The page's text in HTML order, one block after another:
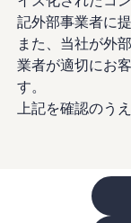
記外部事業者に
また、当社が外
業者が適切にお
す。
上記を確認のう
ID.4
Polo
Polo GTI
Golf
T-Roc R
フォルクスワ
ブラン
購入検討中の
オファ
ザイ